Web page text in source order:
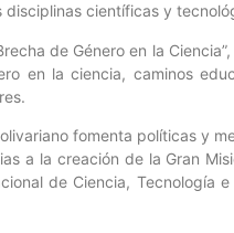
científicas y
de Género en la
en la ciencia, caminos
fomenta políticas y
a la creación de la Gran
de Ciencia, Tecnología